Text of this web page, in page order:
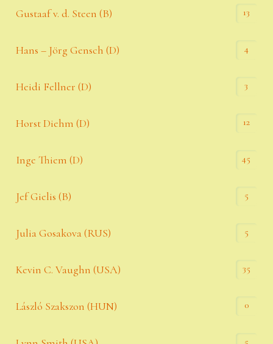
Gustaaf v. d. Steen (B) 13
Hans – Jörg Gensch (D) 4
Heidi Fellner (D) 3
Horst Diehm (D) 12
Inge Thiem (D) 45
Jef Gielis (B) 5
Julia Gosakova (RUS) 5
Kevin C. Vaughn (USA) 35
László Szakszon (HUN) 0